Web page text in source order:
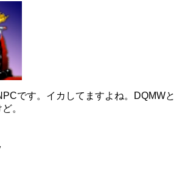
です。イカしてますよね。DQMWと
。